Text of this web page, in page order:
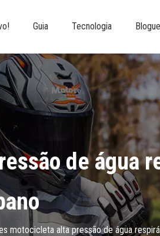
Guia Tecnologia
de água
motocicleta alta pressão de água